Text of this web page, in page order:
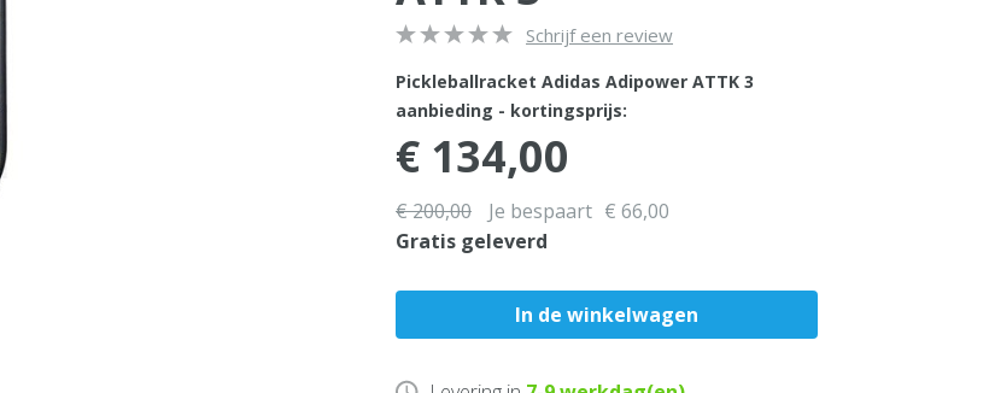
Schrijf een review
Pickleballracket Adidas Adipower ATTK 3
aanbieding - kortingsprijs:
€ 134,00
€ 200,00 Je bespaart € 66,00
Gratis geleverd